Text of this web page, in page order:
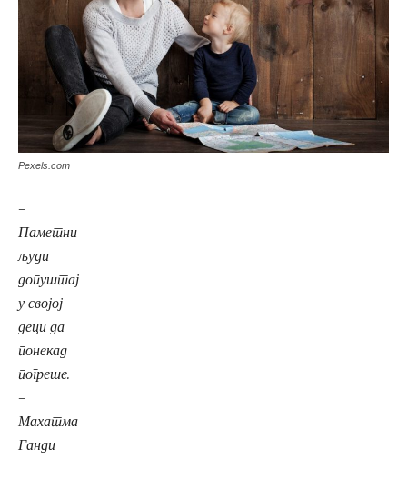
Pexels.com
–
Паметни
људи
допуштај
у својој
деци да
понекад
погреше.
–
Махатма
Ганди